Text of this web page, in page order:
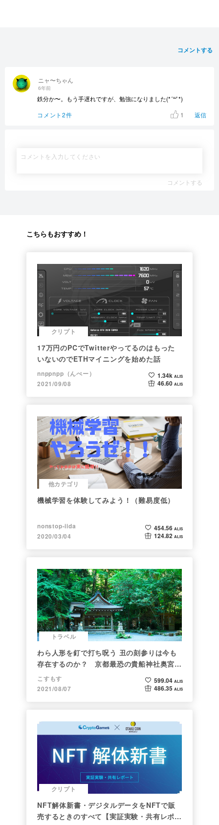
コメントする
ニャ〜ちゃん
6年前
鉄分か〜。もう手遅れですが、勉強になりました(*´꒳`*)
コメント2件
1 返信
コメントする
こちらもおすすめ！
クリプト
17万円のPCでTwitterやってるのはもった
いないのでETHマイニングを始めた話
nnppnpp（んぺー）
2021/09/08
1.34k ALIS
46.60 ALIS
他カテゴリ
機械学習を体験してみよう！（難易度低）
nonstop-iida
2020/03/04
454.56 ALIS
124.82 ALIS
トラベル
わら人形を釘で打ち呪う 丑の刻参りは今も
存在するのか？ 京都最恐の貴船神社奥宮を
調べた
こすもす
2021/08/07
599.04 ALIS
486.35 ALIS
クリプト
NFT解体新書・デジタルデータをNFTで販
売するときのすべて【実証実験・共有レポー